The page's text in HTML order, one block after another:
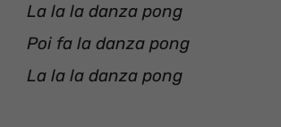
La la la danza pong
Poi fa la danza pong
La la la danza pong